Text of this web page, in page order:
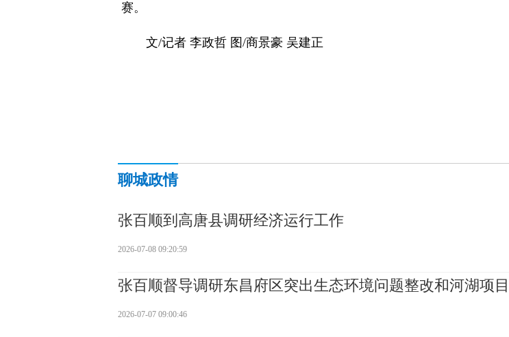
赛。
文/记者 李政哲 图/商景豪 吴建正
聊城政情
张百顺到高唐县调研经济运行工作
2026-07-08 09:20:59
张百顺督导调研东昌府区突出生态环境问题整改和河湖项
2026-07-07 09:00:46